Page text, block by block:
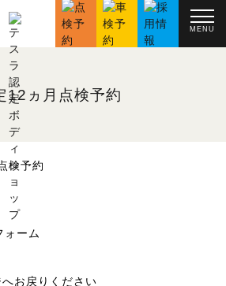
MENU
12ヵ月点検予約
検予約
ォーム
お戻りください